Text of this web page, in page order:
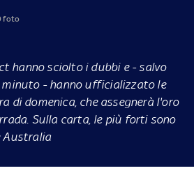
foto
hanno sciolto i dubbi e - salvo
- hanno ufficializzato le
di domenica, che assegnerà l'oro
Sulla carta, le più forti sono
Australia